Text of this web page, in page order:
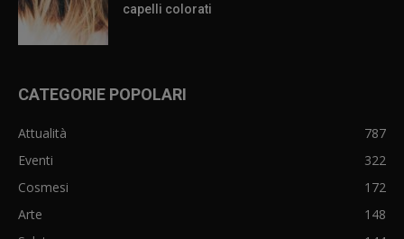
capelli colorati
CATEGORIE POPOLARI
Attualità
787
Eventi
322
Cosmesi
172
Arte
148